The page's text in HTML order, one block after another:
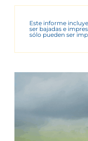
Este informe
ser bajadas e
sólo pueden ser